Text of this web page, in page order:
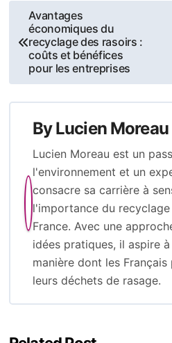
Post
navigation
Avantages
économiques du
recyclage des rasoirs :
coûts et bénéfices
pour les entreprises
ByLucien Moreau
Lucien Moreau est un
l'environnement et un
consacre sa carrière à
l'importance du recyclage
France. Avec une
idées pratiques, il aspire
manière dont les
leurs déchets de rasage.